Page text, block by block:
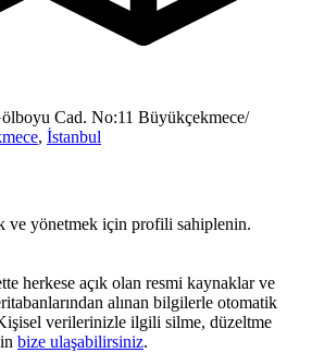
Cad. No:11 Büyükçekmece/
, İstanbul
ve yönetmek için profili sahiplenin.
herkese açık olan resmi kaynaklar ve
alınan bilgilerle otomatik
verilerinizle ilgili silme, düzeltme
bize ulaşabilirsiniz.